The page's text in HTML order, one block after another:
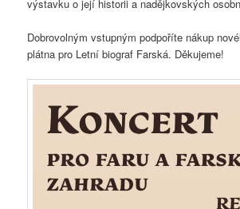
výstavku o její historii a nadějkovských
Dobrovolným vstupným podpoříte nákup
plátna pro Letní biograf Farská. Děkujeme!